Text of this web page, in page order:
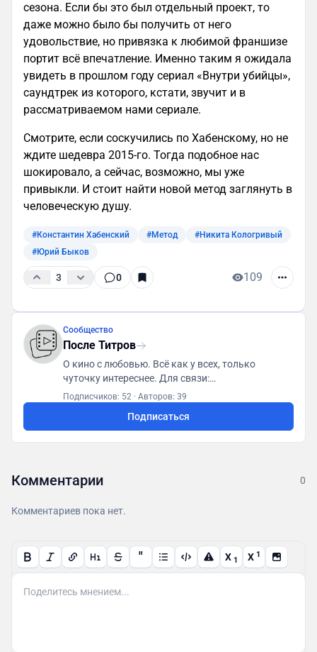
сезона. Если бы это был отдельный проект, то
даже можно было бы получить от него
удовольствие, но привязка к любимой франшизе
портит всё впечатление. Именно таким я ожидала
увидеть в прошлом году сериал «Внутри убийцы»,
саундтрек из которого, кстати, звучит и в
рассматриваемом нами сериале.
Смотрите, если соскучились по Хабенскому, но не
ждите шедевра 2015-го. Тогда подобное нас
шокировало, а сейчас, возможно, мы уже
привыкли. И стоит найти новой метод заглянуть в
человеческую душу.
#Константин Хабенский #Метод
#Никита Кологривый
#Юрий Быков
3 0 109
Сообщество
После Титров
О кино с любовью. Всё как у всех, только
чуточку интереснее. Для связи:
posletitrov@yandex.ru
Подписчиков: 52 · Авторов: 39
Подписаться
Комментарии 0
Комментариев пока нет.
" X 1 X 1